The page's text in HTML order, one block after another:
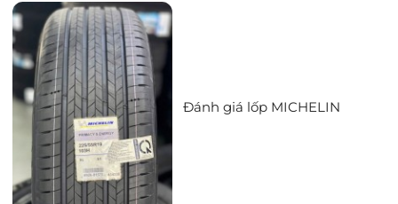
Đánh giá lốp MICHELIN